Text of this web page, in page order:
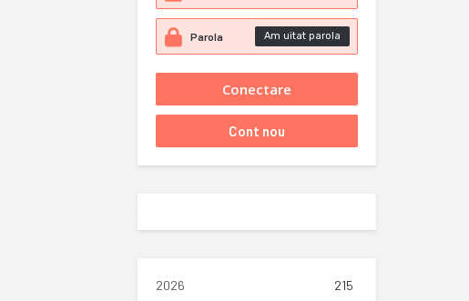
Am uitat parola
2026 215